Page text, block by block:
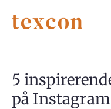
5
på Instagram